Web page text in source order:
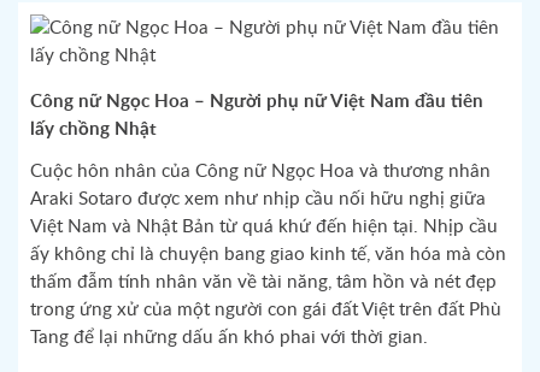
Công nữ Ngọc Hoa – Người phụ nữ Việt Nam đầu tiên
lấy chồng Nhật
Cuộc hôn nhân của Công nữ Ngọc Hoa và thương nhân
Araki Sotaro được xem như nhịp cầu nối hữu nghị giữa
Việt Nam và Nhật Bản từ quá khứ đến hiện tại. Nhịp cầu
ấy không chỉ là chuyện bang giao kinh tế, văn hóa mà còn
thấm đẫm tính nhân văn về tài năng, tâm hồn và nét đẹp
trong ứng xử của một người con gái đất Việt trên đất Phù
Tang để lại những dấu ấn khó phai với thời gian.